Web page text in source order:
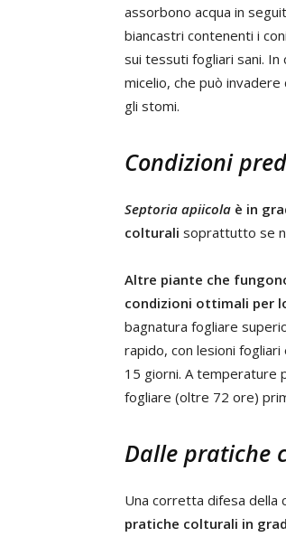
assorbono acqua in
biancastri contenenti i
sui tessuti fogliari sani.
micelio, che può
gli stomi.
Condizioni
Septoria apiicola è in
colturali soprattutto se
Altre piante che
condizioni ottimali per
bagnatura fogliare
rapido, con lesioni
15 giorni. A temperature
fogliare (oltre 72 ore)
Dalle pratiche
Una corretta difesa della
pratiche colturali in